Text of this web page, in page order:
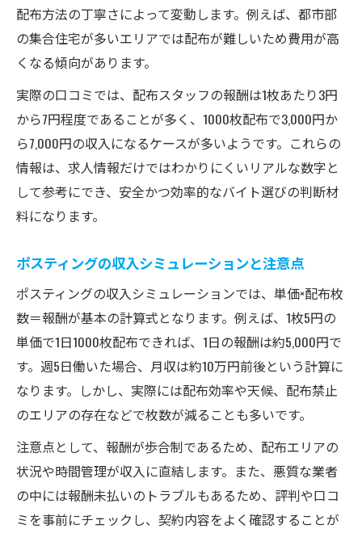
配布方法の丁寧さによって変動します。例えば、都市部
の集合住宅が多いエリアでは配布が難しいため費用が高
くなる傾向があります。
実際の口コミでは、配布スタッフの報酬は1枚あたり3円
から7円程度であることが多く、1000枚配布で3,000円か
ら7,000円の収入になるケースが多いようです。これらの
情報は、求人情報だけではわかりにくいリアルな数字と
して参考にでき、安全かつ効率的なバイト選びの判断材
料になります。
ポスティングの収入シミュレーションと注意点
ポスティングの収入シミュレーションでは、単価×配布枚
数＝報酬が基本の計算式となります。例えば、1枚5円の
単価で1日1000枚配布できれば、1日の報酬は約5,000円で
す。週5日働いた場合、月収は約10万円前後という計算に
なります。しかし、実際には配布効率や天候、配布禁止
のエリアの存在などで枚数が減ることも多いです。
注意点として、報酬が歩合制であるため、配布エリアの
状況や時間管理が収入に直結します。また、悪質な業者
の中には報酬未払いのトラブルもあるため、評判や口コ
ミを事前にチェックし、契約内容をよく確認することが